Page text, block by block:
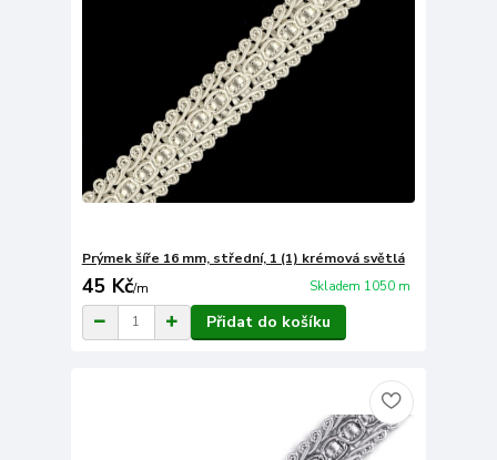
Prýmek šíře 16 mm, střední, 1 (1) krémová světlá
45 Kč/m Skladem 1050 m
Přidat do košíku